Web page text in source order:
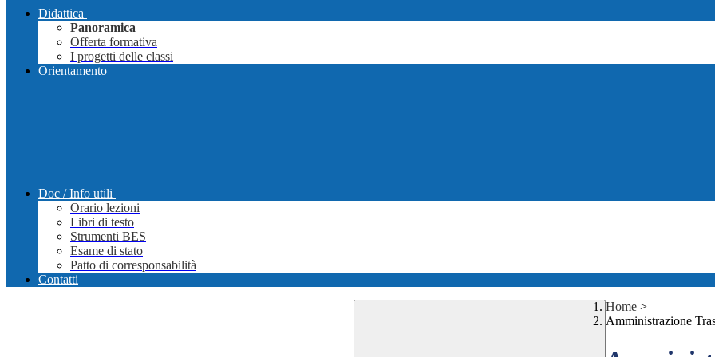
Didattica
Panoramica
Offerta formativa
I progetti delle classi
Orientamento
Doc / Info utili
Orario lezioni
Libri di testo
Strumenti BES
Esame di stato
Patto di corresponsabilità
Contatti
Home >
Amministrazione